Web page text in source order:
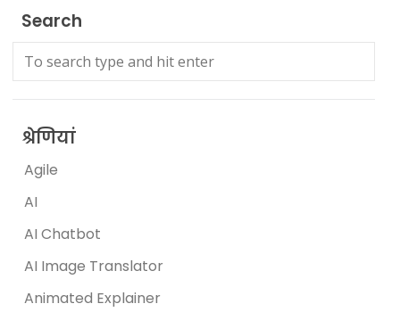
Search
श्रेणियां
Agile
AI
AI Chatbot
AI Image Translator
Animated Explainer